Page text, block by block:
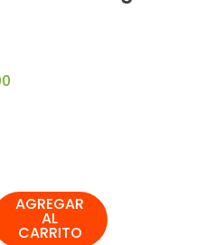
AGREGAR
AL
CARRITO